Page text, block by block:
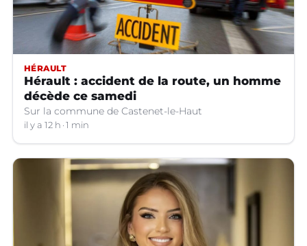
HÉRAULT
Hérault : accident de la route, un homme
décède ce samedi
Sur la commune de Castenet-le-Haut
il y a 12 h 1 min